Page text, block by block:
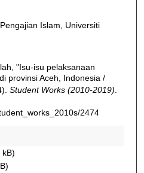
Islam, Universiti
"Isu-isu pelaksanaan
provinsi Aceh, Indonesia /
Student Works (2010-2019)
2474